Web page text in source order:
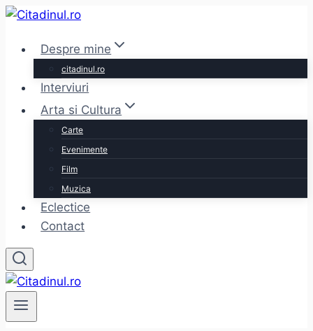
Skip
contentDespre mine
citadinul.ro
Interviuri
Arta si Cultura
Carte
Evenimente
Film
Muzica
Eclectice
Contact